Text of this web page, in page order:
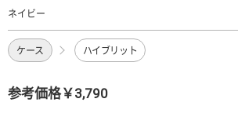
ネイビー
ケース ハイブリット
参考価格￥3,790